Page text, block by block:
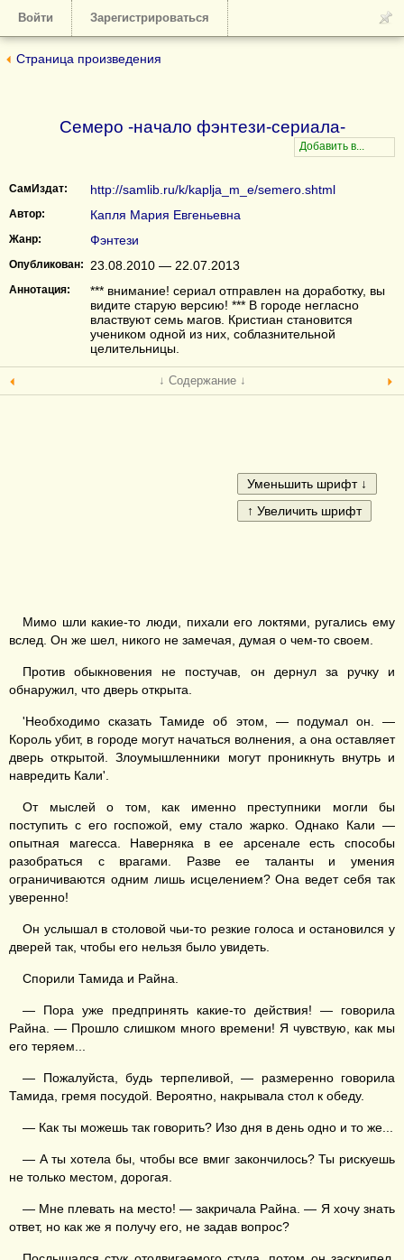
Войти Зарегистрироваться
Страница произведения
Семеро -начало фэнтези-сериала-
СамИздат: http://samlib.ru/k/kaplja_m_e/semero.shtml
Автор: Капля Мария Евгеньевна
Жанр: Фэнтези
Опубликован: 23.08.2010 — 22.07.2013
Аннотация:
*** внимание! сериал отправлен на доработку, вы
видите старую версию! *** В городе негласно
властвуют семь магов. Кристиан становится
учеником одной из них, соблазнительной
целительницы.
↓ Содержание ↓
Мимо шли какие-то люди, пихали его локтями, ругались ему
вслед. Он же шел, никого не замечая, думая о чем-то своем.
Против обыкновения не постучав, он дернул за ручку и
обнаружил, что дверь открыта.
'Необходимо сказать Тамиде об этом, — подумал он. —
Король убит, в городе могут начаться волнения, а она оставляет
дверь открытой. Злоумышленники могут проникнуть внутрь и
навредить Кали'.
От мыслей о том, как именно преступники могли бы
поступить с его госпожой, ему стало жарко. Однако Кали —
опытная магесса. Наверняка в ее арсенале есть способы
разобраться с врагами. Разве ее таланты и умения
ограничиваются одним лишь исцелением? Она ведет себя так
уверенно!
Он услышал в столовой чьи-то резкие голоса и остановился у
дверей так, чтобы его нельзя было увидеть.
Спорили Тамида и Райна.
— Пора уже предпринять какие-то действия! — говорила
Райна. — Прошло слишком много времени! Я чувствую, как мы
его теряем...
— Пожалуйста, будь терпеливой, — размеренно говорила
Тамида, гремя посудой. Вероятно, накрывала стол к обеду.
— Как ты можешь так говорить? Изо дня в день одно и то же...
— А ты хотела бы, чтобы все вмиг закончилось? Ты рискуешь
не только местом, дорогая.
— Мне плевать на место! — закричала Райна. — Я хочу знать
ответ, но как же я получу его, не задав вопрос?